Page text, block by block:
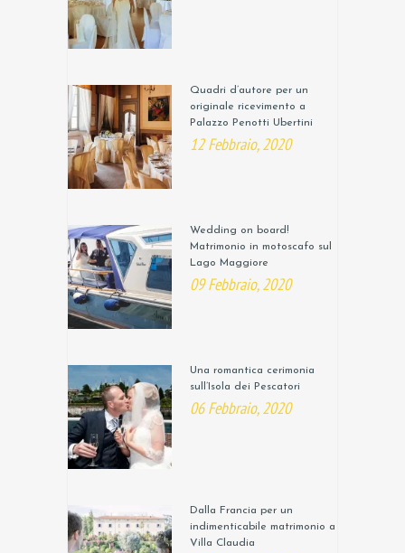
Quadri d’autore per un
originale ricevimento a
Palazzo Penotti Ubertini
12 Febbraio, 2020
Wedding on board!
Matrimonio in motoscafo sul
Lago Maggiore
09 Febbraio, 2020
Una romantica cerimonia
sull’Isola dei Pescatori
06 Febbraio, 2020
Dalla Francia per un
indimenticabile matrimonio a
Villa Claudia